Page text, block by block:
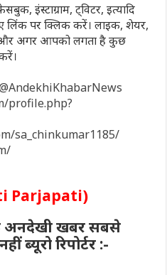
इंस्टाग्राम, ट्विटर, इत्यादि
लिंक पर क्लिक करें। लाइक, शेयर,
और अगर आपको लगता है कुछ
profile.php?
sa_chinkumar1185/
Parjapati)
अनदेखी खबर सबसे
रिपोर्टर :-